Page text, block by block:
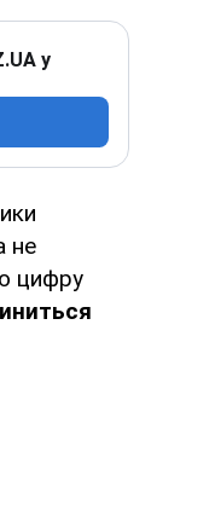
у
не
цифру